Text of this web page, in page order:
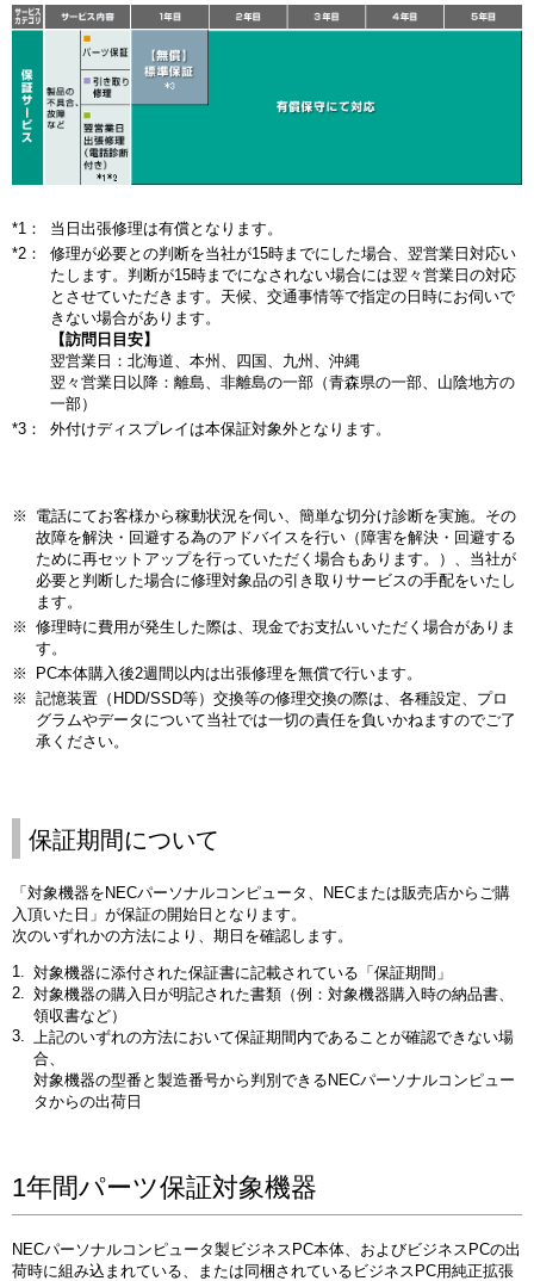
*1：
当日出張修理は有償となります。
*2：
修理が必要との判断を当社が15時までにした場合、翌営業日対応い
たします。判断が15時までになされない場合には翌々営業日の対応
とさせていただきます。天候、交通事情等で指定の日時にお伺いで
きない場合があります。
【訪問日目安】
翌営業日：北海道、本州、四国、九州、沖縄
翌々営業日以降：離島、非離島の一部（青森県の一部、山陰地方の
一部）
*3：
外付けディスプレイは本保証対象外となります。
※
電話にてお客様から稼動状況を伺い、簡単な切分け診断を実施。その
故障を解決・回避する為のアドバイスを行い（障害を解決・回避する
ために再セットアップを行っていただく場合もあります。）、当社が
必要と判断した場合に修理対象品の引き取りサービスの手配をいたし
ます。
※ 修理時に費用が発生した際は、現金でお支払いいただく場合がありま
す。
※
PC本体購入後2週間以内は出張修理を無償で行います。
※ 記憶装置（HDD/SSD等）交換等の修理交換の際は、各種設定、プロ
グラムやデータについて当社では一切の責任を負いかねますのでご了
承ください。
保証期間について
「対象機器をNECパーソナルコンピュータ、NECまたは販売店からご購
入頂いた日」が保証の開始日となります。
次のいずれかの方法により、期日を確認します。
対象機器に添付された保証書に記載されている「保証期間」
対象機器の購入日が明記された書類（例：対象機器購入時の納品書、
領収書など）
上記のいずれの方法において保証期間内であることが確認できない場
合、
対象機器の型番と製造番号から判別できるNECパーソナルコンピュー
タからの出荷日
1年間パーツ保証対象機器
NECパーソナルコンピュータ製ビジネスPC本体、およびビジネスPCの出
荷時に組み込まれている、または同梱されているビジネスPC用純正拡張